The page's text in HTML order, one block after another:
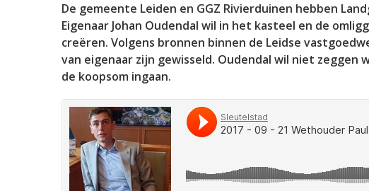
De gemeente Leiden en GGZ Rivierduinen hebben
Eigenaar Johan Oudendal wil in het kasteel en de
creëren. Volgens bronnen binnen de Leidse
van eigenaar zijn gewisseld. Oudendal wil niet
de koopsom ingaan.